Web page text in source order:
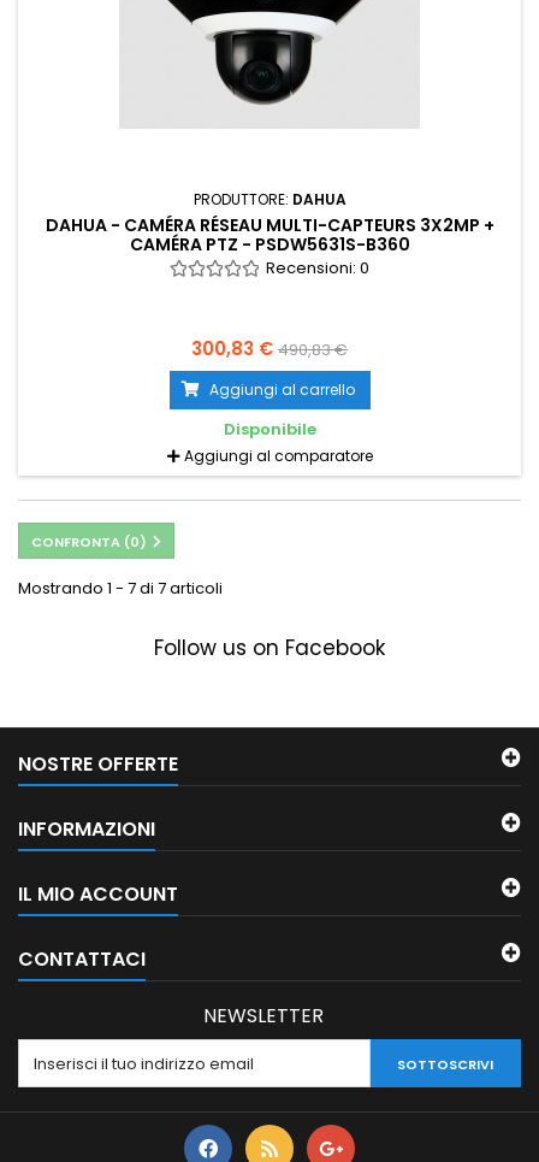
PRODUTTORE: DAHUA
DAHUA - CAMÉRA RÉSEAU MULTI-CAPTEURS 3X2MP +
CAMÉRA PTZ - PSDW5631S-B360
Recensioni: 0
300,83 € 490,83 €
Aggiungi al carrello
Disponibile
Aggiungi al comparatore
CONFRONTA (0)
Mostrando 1 - 7 di 7 articoli
Follow us on Facebook
NOSTRE OFFERTE
INFORMAZIONI
IL MIO ACCOUNT
CONTATTACI
NEWSLETTER
SOTTOSCRIVI